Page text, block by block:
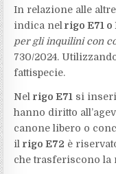
In relazione alle
indica nel rigo E71 o
per gli inquilini con
730/2024.
fattispecie.
Nelrigo E71 si
hanno diritto
canone libero o
ilrigo E72 è
che trasferiscono la